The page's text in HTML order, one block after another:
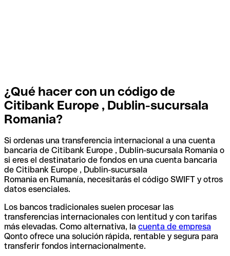
¿Qué hacer con un código de
Citibank Europe , Dublin-sucursala
Romania?
Si ordenas una transferencia internacional a una cuenta
bancaria de Citibank Europe , Dublin-sucursala Romania o
si eres el destinatario de fondos en una cuenta bancaria
de Citibank Europe , Dublin-sucursala
Romania en Rumanía, necesitarás el código SWIFT y otros
datos esenciales.
Los bancos tradicionales suelen procesar las
transferencias internacionales con lentitud y con tarifas
más elevadas. Como alternativa, la cuenta de empresa
Qonto ofrece una solución rápida, rentable y segura para
transferir fondos internacionalmente.